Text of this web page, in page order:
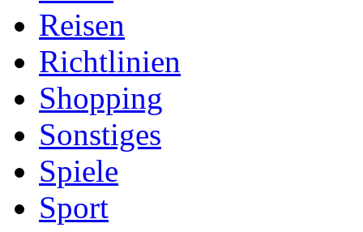
Reisen
Richtlinien
Shopping
Sonstiges
Spiele
Sport